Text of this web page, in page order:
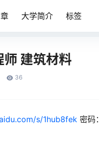
大学简介 标签
师 建筑材料
36
s/1hub8fek 密码：